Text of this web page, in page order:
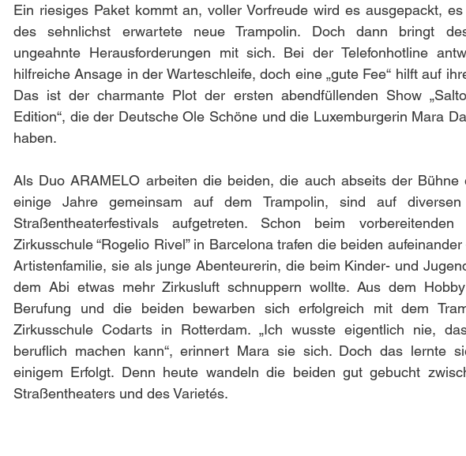
Ein riesiges Paket kommt an, voller Vorfreude wird es ausgepackt, es
des sehnlichst erwartete neue Trampolin. Doch dann bringt
ungeahnte Herausforderungen mit sich. Bei der Telefonhotline
hilfreiche Ansage in der Warteschleife, doch eine „gute Fee“ hilft auf
Das ist der charmante Plot der ersten abendfüllenden Show
Edition“, die der Deutsche Ole Schöne und die Luxemburgerin Mara
haben.
Als Duo ARAMELO arbeiten die beiden, die auch abseits der Bühne
einige Jahre gemeinsam auf dem Trampolin, sind auf diversen
Straßentheaterfestivals aufgetreten. Schon beim
Zirkusschule “Rogelio Rivel” in Barcelona trafen die beiden
Artistenfamilie, sie als junge Abenteurerin, die beim Kinder- und
dem Abi etwas mehr Zirkusluft schnuppern wollte. Aus dem
Berufung und die beiden bewarben sich erfolgreich mit dem
Zirkusschule Codarts in Rotterdam. „Ich wusste eigentlich nie,
beruflich machen kann“, erinnert Mara sie sich. Doch das lernte
einigem Erfolgt. Denn heute wandeln die beiden gut gebucht
Straßentheaters und des Varietés.